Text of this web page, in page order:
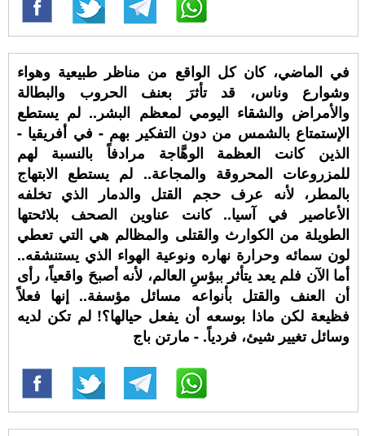
في الماضي، كان كل الواقع من مناظر طبيعية وهواء
وشوارع وناس، قد تأثرَ بعنف الحروب والبطالة
والأمراض والشقاء اليومي لمعظم البشر.. لم يستطع
الإستمتاع بالشمس من دون التفكير بهم - في أفريقيا -
الذين كانت العظمة الوهَّاجة مرادفاً بالنسبة لهم
للمزروعات المحروقة والمجاعة.. لم يستطع الابتهاج
بالمطر، لأنه عرف حجم القتل والدمار الذي تخلفه
الأعاصير في آسيا.. كانت عناوين الصحف بلائحتها
الطويلة من الكوارث والقتلى والمظالم هي التي تعطي
لون سمائه وحرارة نهاره ونوعية الهواء الذي يستنشقه..
أما الآن فلم يعد يتأثر ببؤسِ العالم، لأنه أصبحَ واقعياً، رأى
أن العنف والقتل بأنواعه مسائل مؤسفة.. إنها فعلاً
فظيعة لكن ماذا بوسعه أن يفعل حيالها؟! لم تكن لديه
وسائل تغيير شيئ، فردياً. - مارتن باج